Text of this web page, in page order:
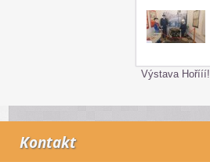
Výstava Hořííí!
Kontakt